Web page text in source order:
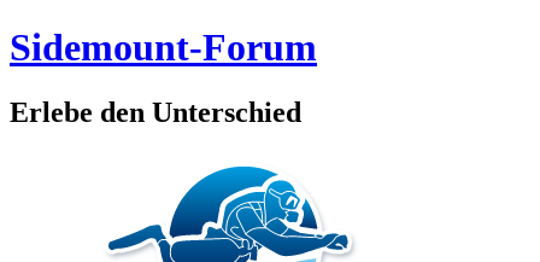
Sidemount-Forum
Erlebe den Unterschied